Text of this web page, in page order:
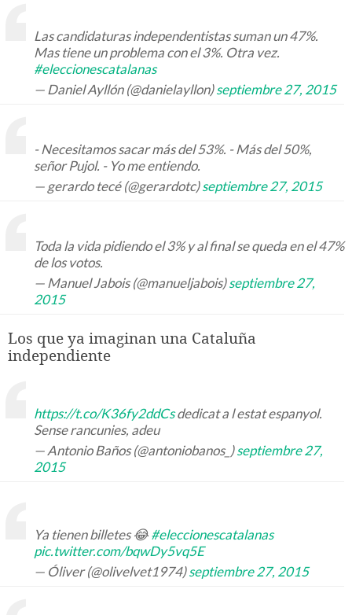
Las candidaturas independentistas suman un 47%.
Mas tiene un problema con el 3%. Otra vez.
#eleccionescatalanas
— Daniel Ayllón (@danielayllon)septiembre 27, 2015
- Necesitamos sacar más del 53%. - Más del 50%,
señor Pujol. - Yo me entiendo.
— gerardo tecé (@gerardotc)septiembre 27, 2015
Toda la vida pidiendo el 3% y al final se queda en el 47%
de los votos.
— Manuel Jabois (@manueljabois)septiembre 27,
2015
Los que ya imaginan una Cataluña
independiente
https://t.co/K36fy2ddCsdedicat a l estat espanyol.
Sense rancunies, adeu
— Antonio Baños (@antoniobanos_)septiembre 27,
2015
Ya tienen billetes 😂 #eleccionescatalanas
pic.twitter.com/bqwDy5vq5E
— Óliver (@olivelvet1974)septiembre 27, 2015